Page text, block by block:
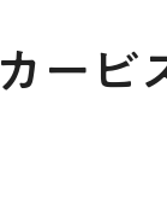
カービ